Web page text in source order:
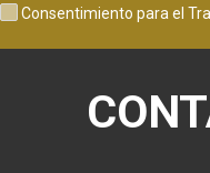
Consentimiento para el